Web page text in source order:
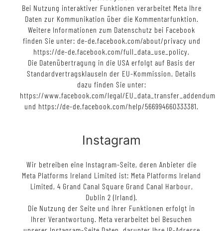
Bei Nutzung interaktiver Funktionen verarbeitet Meta Ihre
Daten zur Kommunikation über die Kommentarfunktion.
Weitere Informationen zum Datenschutz bei Facebook
finden Sie unter: de-de.facebook.com/about/privacy und
https://de-de.facebook.com/full_data_use_policy.
Die Datenübertragung in die USA erfolgt auf Basis der
Standardvertragsklauseln der EU-Kommission. Details
dazu finden Sie unter:
https://www.facebook.com/legal/EU_data_transfer_addendum
und https://de-de.facebook.com/help/566994660333381.
Instagram
Wir betreiben eine Instagram-Seite, deren Anbieter die
Meta Platforms Ireland Limited ist: Meta Platforms Ireland
Limited, 4 Grand Canal Square Grand Canal Harbour,
Dublin 2 (Irland).
Die Nutzung der Seite und ihrer Funktionen erfolgt in
Ihrer Verantwortung. Meta verarbeitet bei Besuchen